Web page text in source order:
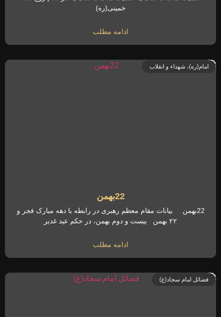
خمینی(ره)
ادامه مطلب
امام(ره)، شهداء و انقلاب
22بهمن
22بهمن بیانات مقام معظم رهبری در رابطه با دهه مبارک فجر و
۲۲ بهمن بیست و دوم بهمن، در حکم عید غدیر
ادامه مطلب
فضائل امام سجاد(ع)